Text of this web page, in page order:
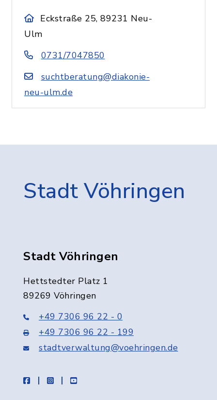
Eckstraße 25, 89231 Neu-
Ulm
0731/7047850
suchtberatung@diakonie-
neu-ulm.de
Stadt Vöhringen
Stadt Vöhringen
Hettstedter Platz 1
89269 Vöhringen
+49 7306 96 22 - 0
+49 7306 96 22 - 199
stadtverwaltung@voehringen.de
facebookinstagramyoutube